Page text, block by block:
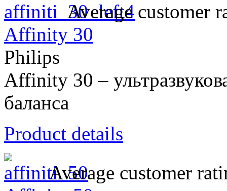
Average customer
Affinity 30
Philips
Affinity 30 –
баланса
Product details
Average customer